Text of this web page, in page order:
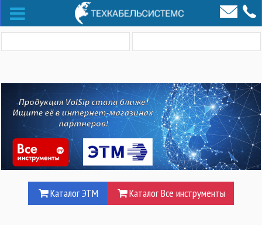
Каталог ЭТМ Каталог Все инструменты